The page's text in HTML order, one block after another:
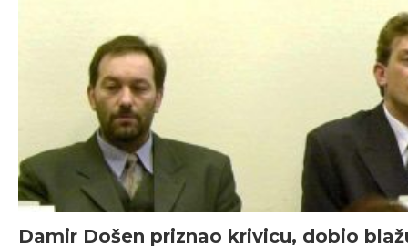
Damir Došen priznao krivicu, dobio